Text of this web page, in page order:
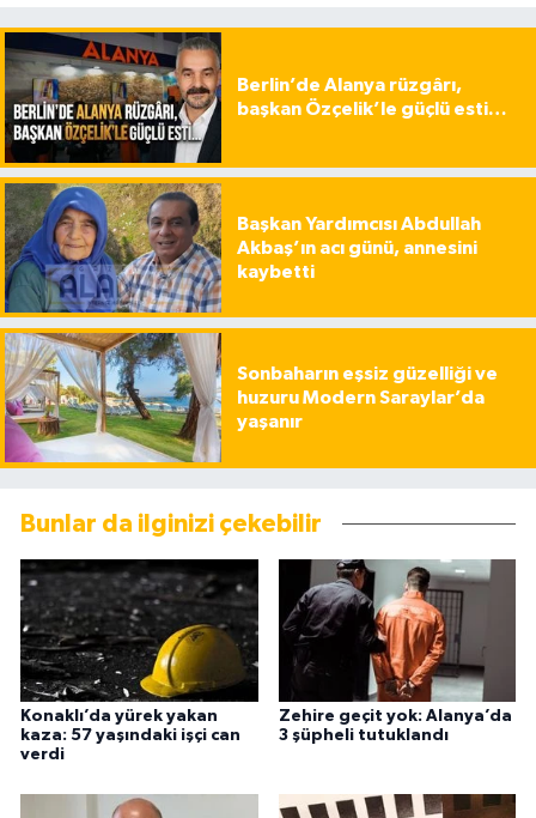
Berlin’de Alanya rüzgârı,
başkan Özçelik’le güçlü esti…
Başkan Yardımcısı Abdullah
Akbaş’ın acı günü, annesini
kaybetti
Sonbaharın eşsiz güzelliği ve
huzuru Modern Saraylar’da
yaşanır
Bunlar da ilginizi çekebilir
Konaklı’da yürek yakan
kaza: 57 yaşındaki işçi can
verdi
Zehire geçit yok: Alanya’da
3 şüpheli tutuklandı